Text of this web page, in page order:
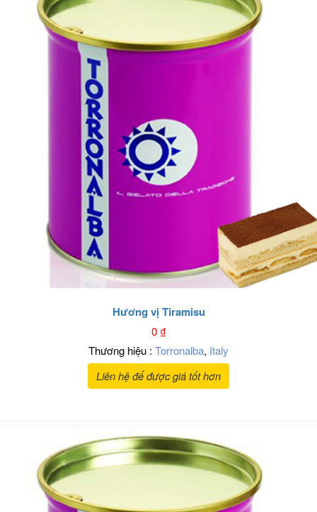
Hương vị Tiramisu
0₫
Thương hiệu : Torronalba, Italy
Liên hệ để được giá tốt hơn